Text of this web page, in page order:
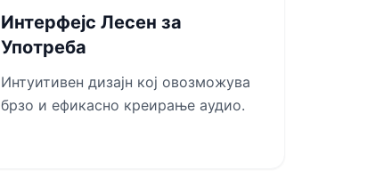
Интерфејс Лесен за
Употреба
Интуитивен дизајн кој овозможува
брзо и ефикасно креирање аудио.